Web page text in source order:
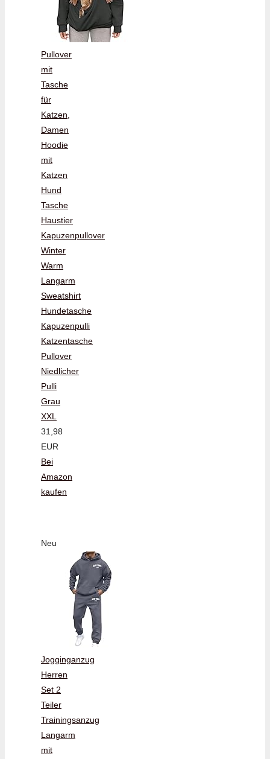
Pullover
mit
Tasche
für
Katzen,
Damen
Hoodie
mit
Katzen
Hund
Tasche
Haustier
Kapuzenpullover
Winter
Warm
Langarm
Sweatshirt
Hundetasche
Kapuzenpulli
Katzentasche
Pullover
Niedlicher
Pulli
Grau
XXL
31,98
EUR
Bei
Amazon
kaufen
Neu
Jogginganzug
Herren
Set 2
Teiler
Trainingsanzug
Langarm
mit